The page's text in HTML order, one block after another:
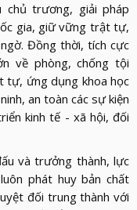
chủ trương, giải pháp
gia, giữ vững trật tự,
Đồng thời, tích cực
về phòng, chống tội
tự, ứng dụng khoa học
an toàn các sự kiện
kinh tế - xã hội, đối
và trưởng thành, lực
phát huy bản chất
đối trung thành với